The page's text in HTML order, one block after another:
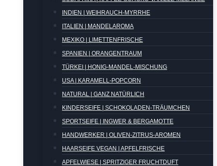
INDIEN | WEIHRAUCH-MYRRHE
ITALIEN | MANDELAROMA
MEXIKO | LIMETTENFRISCHE
SPANIEN | ORANGENTRAUM
TÜRKEI | HONIG-MANDEL-MISCHUNG
USA | KARAMELL-POPCORN
NATURAL | GANZ NATÜRLICH
KINDERSEIFE | SCHOKOLADEN-TRÄUMCHEN
SPORTSEIFE | INGWER & BERGAMOTTE
HANDWERKER | OLIVEN-ZITRUS-AROMEN
HAARSEIFE VEGAN | APFELFRISCHE
APFELWIESE | SPRITZIGER FRUCHTDUFT